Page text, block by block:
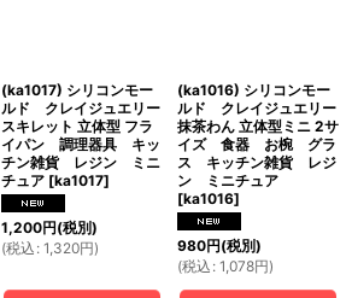
(ka1017) シリコンモー
ルド クレイジュエリー
スキレット 立体型 フラ
イパン 調理器具 キッ
チン雑貨 レジン ミニ
チュア [ka1017]
1,200円(税別)
(税込 : 1,320円)
(ka1016) シリコンモー
ルド クレイジュエリー
抹茶わん 立体型ミニ 2サ
イズ 食器 お椀 グラ
ス キッチン雑貨 レジ
ン ミニチュア
[ka1016]
980円(税別)
(税込 : 1,078円)